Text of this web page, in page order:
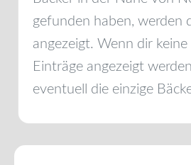
gefunden haben, werden
angezeigt. Wenn dir
Einträge angezeigt
eventuell die einzige